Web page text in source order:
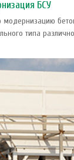
БСУ
модернизацию
типа